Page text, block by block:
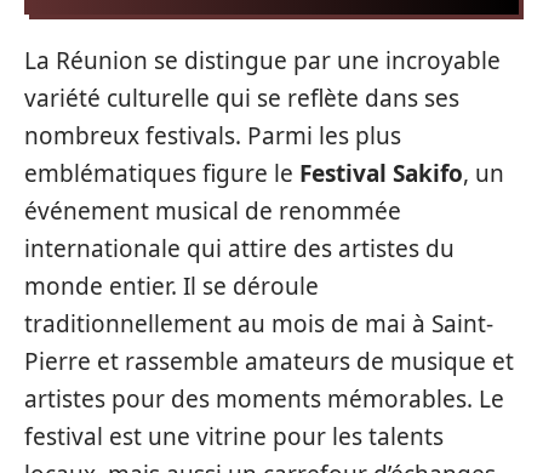
La Réunion se distingue par une incroyable
variété culturelle qui se reflète dans ses
nombreux festivals. Parmi les plus
emblématiques figure le Festival Sakifo, un
événement musical de renommée
internationale qui attire des artistes du
monde entier. Il se déroule
traditionnellement au mois de mai à Saint-
Pierre et rassemble amateurs de musique et
artistes pour des moments mémorables. Le
festival est une vitrine pour les talents